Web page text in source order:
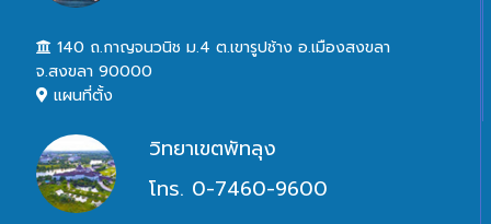
140 ถ.กาญจนวนิช ม.4 ต.เขารูปช้าง อ.เมืองสงขลา
จ.สงขลา 90000
แผนที่ตั้ง
วิทยาเขตพัทลุง
โทร. 0-7460-9600